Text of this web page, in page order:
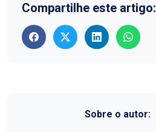
Compartilhe este artigo:
Sobre o autor: